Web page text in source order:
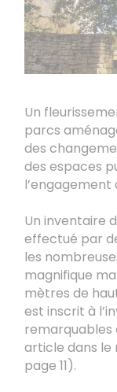
Un
parcs
des
des espaces
l’engagement
Un inventaire
effectué par
les
magnifique
mètres de
est inscrit à
remarquables
article dans
page 11).